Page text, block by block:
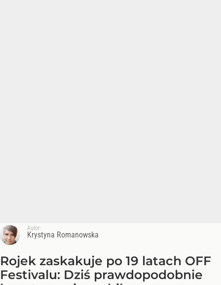
Autor:
Krystyna Romanowska
Rojek zaskakuje po 19 latach OFF
Festivalu: Dziś prawdopodobnie